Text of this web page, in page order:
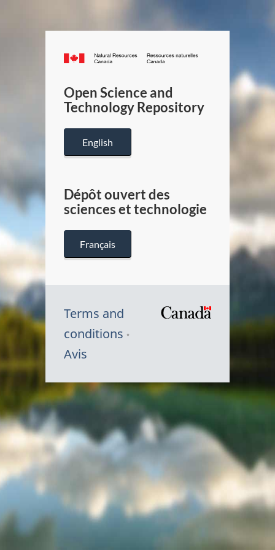
Canada.ca
/
Canada
Open Science and
Technology Repository
English
Dépôt ouvert des
sciences et technologie
Français
Terms and
conditions
Avis
Symbole
du